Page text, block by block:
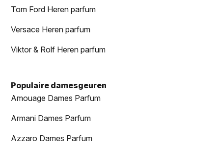
Tom Ford Heren parfum
Versace Heren parfum
Viktor & Rolf Heren parfum
Populaire damesgeuren
Amouage Dames Parfum
Armani Dames Parfum
Azzaro Dames Parfum